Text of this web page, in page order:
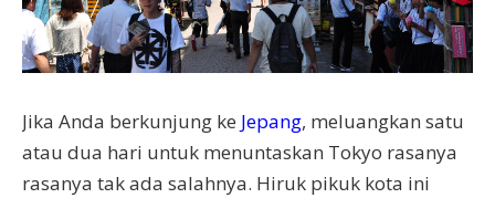
Jika Anda berkunjung ke Jepang, meluangkan satu
atau dua hari untuk menuntaskan Tokyo rasanya
rasanya tak ada salahnya. Hiruk pikuk kota ini